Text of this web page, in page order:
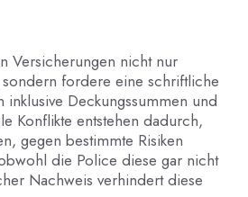
Versicherungen nicht nur
fordere eine schriftliche
Deckungssummen und
Konflikte entstehen dadurch,
gegen bestimmte Risiken
die Police diese gar nicht
Nachweis verhindert diese